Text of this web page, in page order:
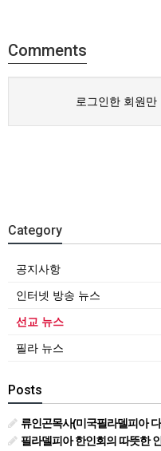
Comments
로그인한 회원만
Category
공지사항
인터넷 방송 뉴스
선교 뉴스
필라 뉴스
Posts
류인곤목사(미국필라델피아
필라델피아 한인회의 따뜻한